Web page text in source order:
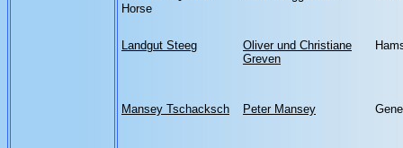
Horse
Landgut Steeg
Oliver und Christiane
Greven
Mansey Tschacksch Peter Mansey